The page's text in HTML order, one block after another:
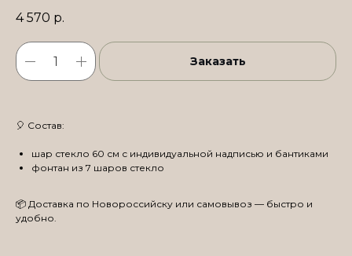
4 570 р.
Заказать
🎈 Состав:
шар стекло 60 см с индивидуальной надписью и бантиками
фонтан из 7 шаров стекло
📦 Доставка по Новороссийску или самовывоз — быстро и
удобно.